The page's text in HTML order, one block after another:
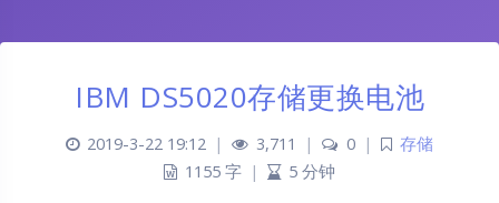
IBM DS5020存储更换电池
2019-3-22 19:12 | 3,711 | 0 |
存储
1155 字 | 5 分钟